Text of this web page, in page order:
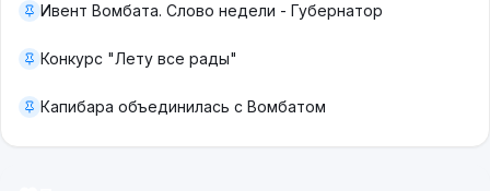
Ивент Вомбата. Слово недели - Губернатор
Конкурс "Лету все рады"
Капибара объединилась с Вомбатом